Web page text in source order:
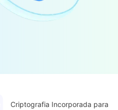
Criptografia Incorporada para